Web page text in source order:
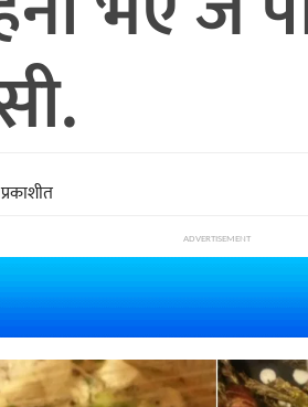
प्रकाशीत
ADVERTISEMENT